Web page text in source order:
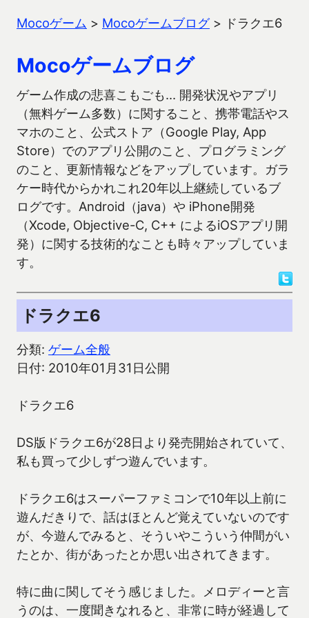
Mocoゲーム > Mocoゲームブログ> ドラクエ6
Mocoゲームブログ
ゲーム作成の悲喜こもごも… 開発状況やアプリ
（無料ゲーム多数）に関すること、携帯電話やス
マホのこと、公式ストア（Google Play, App
Store）でのアプリ公開のこと、プログラミング
のこと、更新情報などをアップしています。ガラ
ケー時代からかれこれ20年以上継続しているブ
ログです。Android（java）や iPhone開発
（Xcode, Objective-C, C++ によるiOSアプリ開
発）に関する技術的なことも時々アップしていま
す。
ドラクエ6
分類: ゲーム全般
日付: 2010年01月31日公開
ドラクエ6
DS版ドラクエ6が28日より発売開始されていて、
私も買って少しずつ遊んでいます。
ドラクエ6はスーパーファミコンで10年以上前に
遊んだきりで、話はほとんど覚えていないのです
が、今遊んでみると、そういやこういう仲間がい
たとか、街があったとか思い出されてきます。
特に曲に関してそう感じました。メロディーと言
うのは、一度聞きなれると、非常に時が経過して